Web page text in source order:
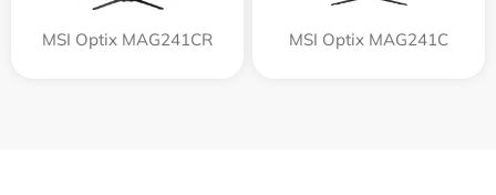
MSI Optix MAG241CR MSI Optix MAG241C